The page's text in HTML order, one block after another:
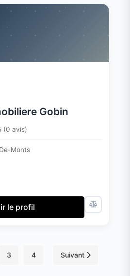
Gobin
(0 avis)
Monts
le profil
3 4 Suivant